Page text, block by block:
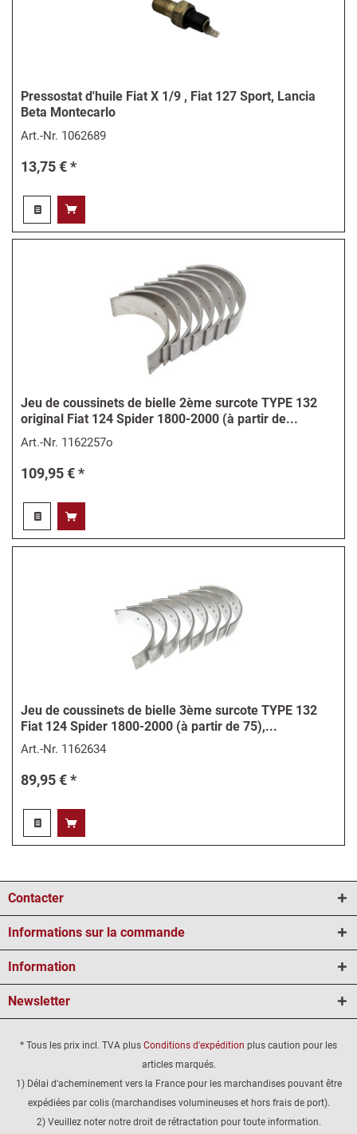
Pressostat d'huile Fiat X 1/9 , Fiat 127 Sport, Lancia
Beta Montecarlo
Art.-Nr. 1062689
13,75 € *
Jeu de coussinets de bielle 2ème surcote TYPE 132
original Fiat 124 Spider 1800-2000 (à partir de...
Art.-Nr. 1162257o
109,95 € *
Jeu de coussinets de bielle 3ème surcote TYPE 132
Fiat 124 Spider 1800-2000 (à partir de 75),...
Art.-Nr. 1162634
89,95 € *
Contacter
Informations sur la commande
Information
Newsletter
* Tous les prix incl. TVA plus Conditions d'expédition plus caution pour les
articles marqués.
1) Délai d'acheminement vers la France pour les marchandises pouvant être
expédiées par colis (marchandises volumineuses et hors frais de port).
2) Veuillez noter notre droit de rétractation pour toute information.